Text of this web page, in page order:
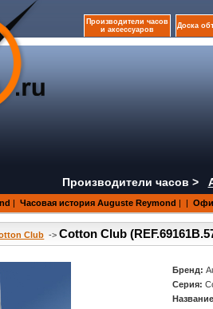
Производители часов
и аксессуаров
Доска
Производители часов >
| Часовая история Auguste Reymond | |
Club ->Cotton Club
Бренд:
Серия: